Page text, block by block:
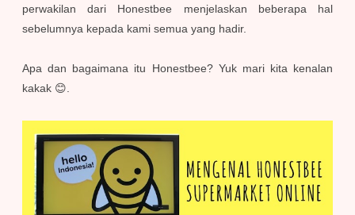
perwakilan dari Honestbee menjelaskan beberapa hal
sebelumnya kepada kami semua yang hadir.
Apa dan bagaimana itu Honestbee? Yuk mari kita kenalan
kakak 😊.